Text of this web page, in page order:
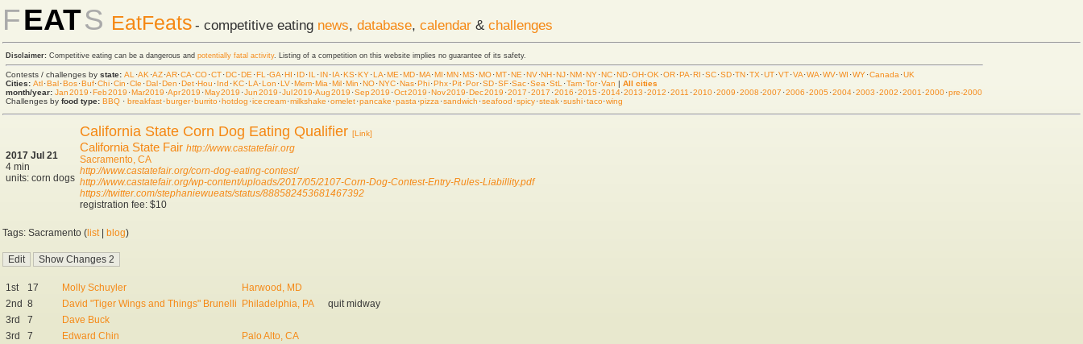
FEATS EatFeats - competitive eating news, database, calendar & challenges
Disclaimer: Competitive eating can be a dangerous and potentially fatal activity. Listing of a competition on this website implies no guarantee of its safety.
Contests / challenges by state: AL ·AK ·AZ·AR·CA·CO·CT·DC·DE ·FL ·GA·HI ·ID·IL ·IN·IA·KS·KY·LA·ME ·MD·MA·MI·MN·MS·MO·MT·NE ·NV·NH·NJ·NM·NY·NC·ND·OH·OK ·OR·PA·RI ·SC·SD·TN·TX ·UT·VT·VA·WA·WV·WI ·WY·Canada ·UK
Cities: Atl·Bal·Bos·Buf·Chi·Cin ·Cle ·Dal·Den ·Det·Hou ·Ind ·KC·LA·Lon ·LV·Mem·Mia ·Mil·Min ·NO·NYC·Nas·Phi·Phx·Pit·Por·SD·SF·Sac·Sea ·StL ·Tam·Tor·Van | All cities
month/year: Jan 2019 ·Feb 2019 ·Mar 2019 ·Apr 2019 ·May 2019 ·Jun 2019 ·Jul 2019·Aug 2019 ·Sep 2019 ·Oct 2019 ·Nov 2019·Dec 2019 ·2017 ·2017 ·2016 ·2015 ·2014·2013 ·2012 ·2011 ·2010·2009 ·2008 ·2007 ·2006 ·2005 ·2004·2003 ·2002 ·2001 ·2000·pre-2000
Challenges by food type: BBQ · breakfast·burger·burrito·hot dog ·ice cream·milkshake ·omelet·pancake ·pasta ·pizza ·sandwich ·seafood ·spicy·steak·sushi·taco·wing
2017 Jul 21
4 min
units: corn dogs
California State Corn Dog Eating Qualifier [Link]
California State Fair http://www.castatefair.org
Sacramento, CA
http://www.castatefair.org/corn-dog-eating-contest/
http://www.castatefair.org/wp-content/uploads/2017/05/2107-Corn-Dog-Contest-Entry-Rules-Liabillity.pdf
https://twitter.com/stephaniewueats/status/888582453681467392
registration fee: $10
Tags: Sacramento ( list| blog)
1st 17 Molly Schuyler
Harwood, MD
2nd 8 David "Tiger Wings and Things" Brunelli Philadelphia, PA
quit midway
3rd
7
Dave Buck
3rd
7 Edward Chin
Palo Alto, CA